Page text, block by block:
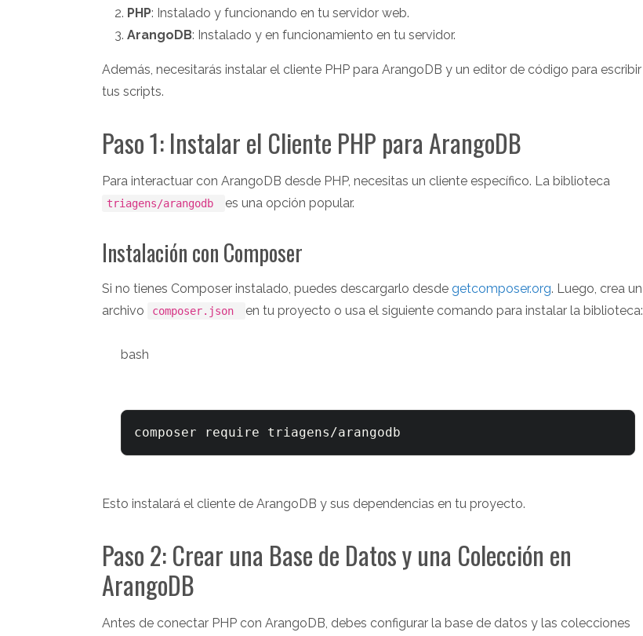
PHP: Instalado y funcionando en tu servidor web.
ArangoDB: Instalado y en funcionamiento en tu servidor.
Además, necesitarás instalar el cliente PHP para ArangoDB y un editor de código para escribir
tus scripts.
Paso 1: Instalar el Cliente PHP para ArangoDB
Para interactuar con ArangoDB desde PHP, necesitas un cliente específico. La biblioteca
triagens/arangodb es una opción popular.
Instalación con Composer
Si no tienes Composer instalado, puedes descargarlo desde getcomposer.org. Luego, crea un
archivo
composer.json en tu proyecto o usa el siguiente comando para instalar la biblioteca:
bash
Esto instalará el cliente de ArangoDB y sus dependencias en tu proyecto.
Paso 2: Crear una Base de Datos y una Colección en
ArangoDB
Antes de conectar PHP con ArangoDB, debes configurar la base de datos y las colecciones